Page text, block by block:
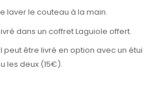
laver le couteau à la main.
dans un coffret Laguiole offert.
peut être livré en option avec un étui
les deux (15€).